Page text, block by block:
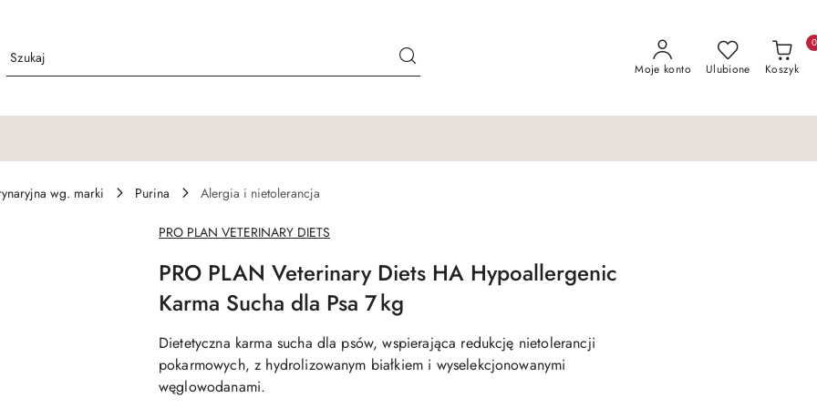
Moje konto Ulubione Koszyk
0
wg. marki Purina
Alergia i nietolerancja
NAZWA
PRODUCENTA:
PRO PLAN VETERINARY DIETS
PRO PLAN Veterinary Diets HA Hypoallergenic
Karma Sucha dla Psa 7 kg
Dietetyczna karma sucha dla psów, wspierająca redukcję nietolerancji
pokarmowych, z hydrolizowanym białkiem i wyselekcjonowanymi
węglowodanami.